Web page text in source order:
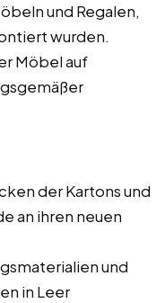
und Regalen,
wurden.
Möbel auf
der Kartons und
an ihren neuen
und
in Leer